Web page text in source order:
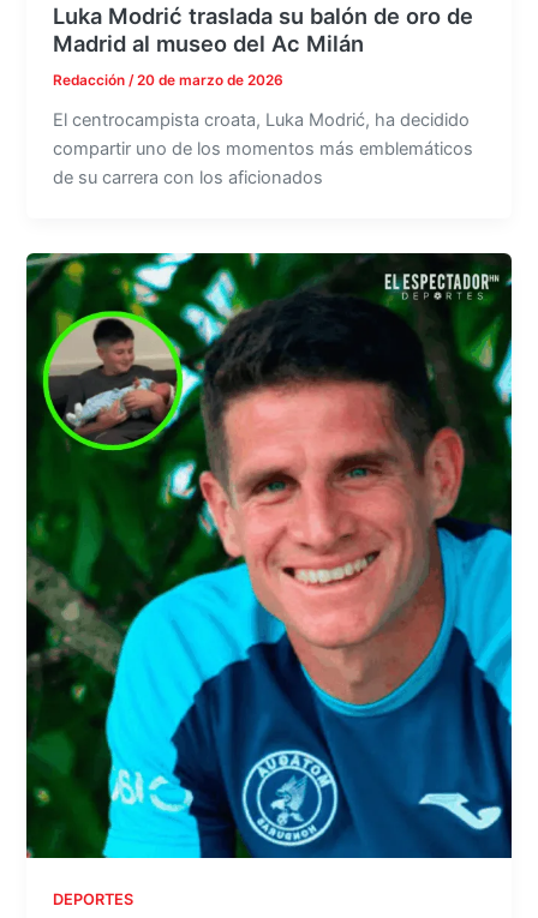
Luka Modrić traslada su balón de oro de
Madrid al museo del Ac Milán
Redacción/20 de marzo de 2026
El centrocampista croata, Luka Modrić, ha decidido
compartir uno de los momentos más emblemáticos
de su carrera con los aficionados
DEPORTES